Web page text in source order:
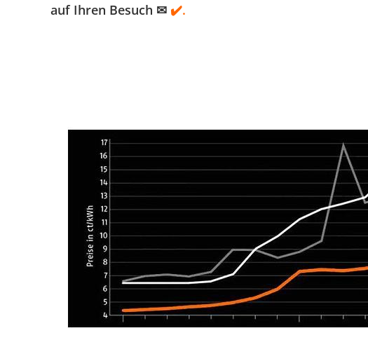
auf Ihren Besuch ✉ ✔️.